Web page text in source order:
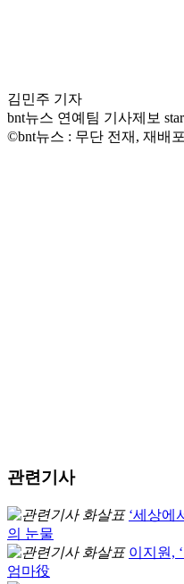
김민주 기자
bnt뉴스 연예팀 기사제보
©bnt뉴스 : 무단 전재, 재배
관련기사
‘세상에
의 눈물
이지원,
엄마役